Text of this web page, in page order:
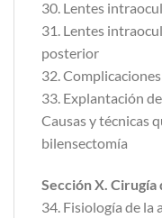
30. Lentes
31. Lentes
posterior
32.
33. Explantación
Causas y técnicas
bilensectomía
Sección X. Cirugía
34. Fisiología de la